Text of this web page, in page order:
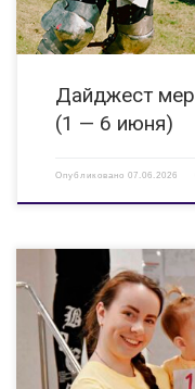
Дайджест
(1 — 6 июня)
Опубликовано 07.06.2026
«Семейный движ» к
праздник, а настоящий